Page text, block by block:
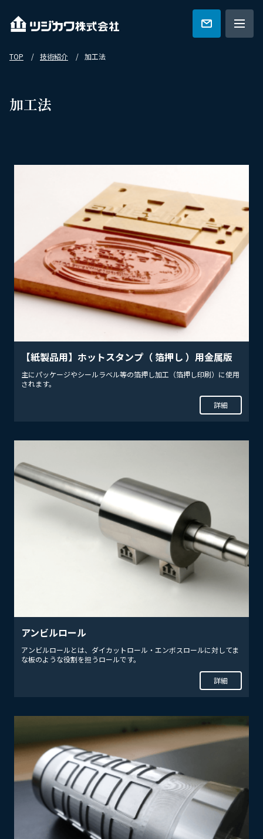
特集一覧
会社概要
カタログ
採用情報
お問い合わせ
TOP 技術紹介 加工法
加工法
【紙製品用】ホットスタンプ（ 箔押し ）用金属版
主にパッケージやシールラベル等の箔押し加工（箔押し印刷）に使用
されます。
詳細
アンビルロール
アンビルロールとは、ダイカットロール・エンボスロールに対してま
な板のような役割を担うロールです。
詳細